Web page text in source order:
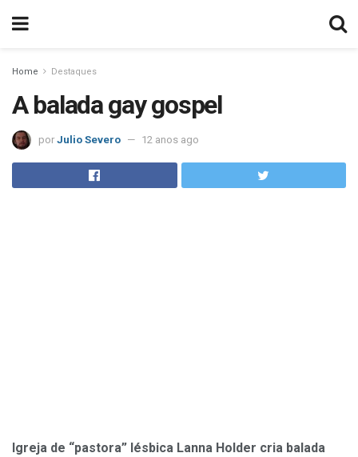
Home Destaques
A balada gay gospel
por Julio Severo 12 anos ago
Igreja de “pastora” lésbica Lanna Holder cria balada